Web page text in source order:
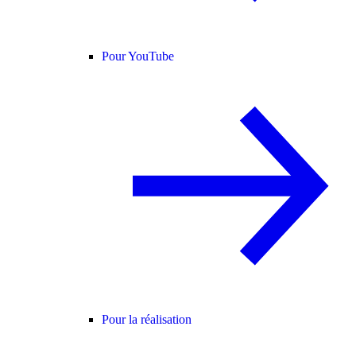
Pour YouTube
Pour la réalisation